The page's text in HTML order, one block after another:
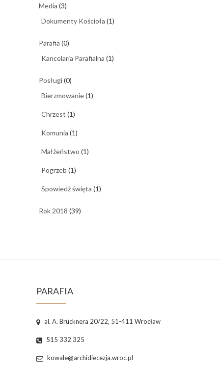
Media (3)
Dokumenty Kościoła (1)
Parafia (0)
Kancelaria Parafialna (1)
Posługi(0)
Bierzmowanie(1)
Chrzest (1)
Komunia (1)
Małżeństwo (1)
Pogrzeb (1)
Spowiedź święta (1)
Rok 2018 (39)
PARAFIA
al. A. Brücknera 20/22, 51-411 Wrocław
515 332 325
kowale@archidiecezja.wroc.pl